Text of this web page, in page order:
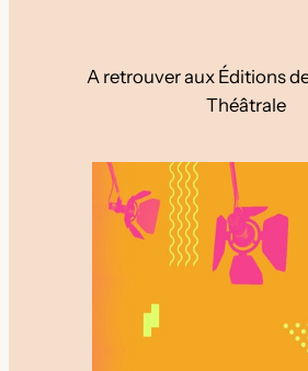
A retrouver aux Éditions
Théâtrale